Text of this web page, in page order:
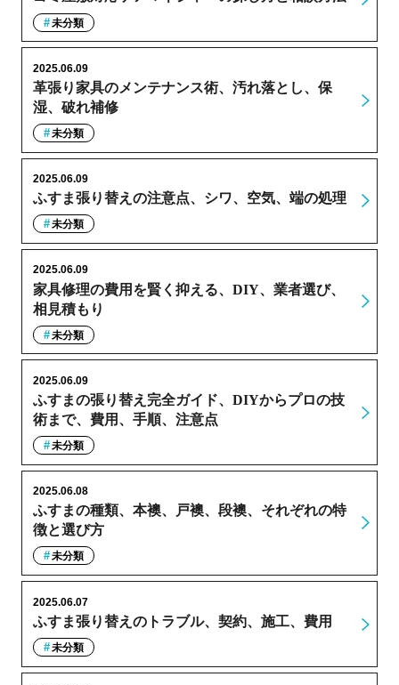
未分類
革張り家具のメンテナンス術、汚れ落とし、保
湿、破れ補修
2025.06.09
未分類
ふすま張り替えの注意点、シワ、空気、端の処理
2025.06.09
未分類
家具修理の費用を賢く抑える、DIY、業者選び、
相見積もり
2025.06.09
未分類
ふすまの張り替え完全ガイド、DIYからプロの技
術まで、費用、手順、注意点
2025.06.09
未分類
ふすまの種類、本襖、戸襖、段襖、それぞれの特
徴と選び方
2025.06.08
未分類
ふすま張り替えのトラブル、契約、施工、費用
2025.06.07
未分類